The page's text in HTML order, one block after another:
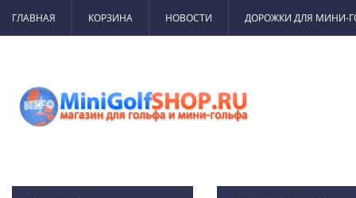
ГЛАВНАЯ КОРЗИНА НОВОСТИ ДОРОЖКИ ДЛЯ МИНИ-